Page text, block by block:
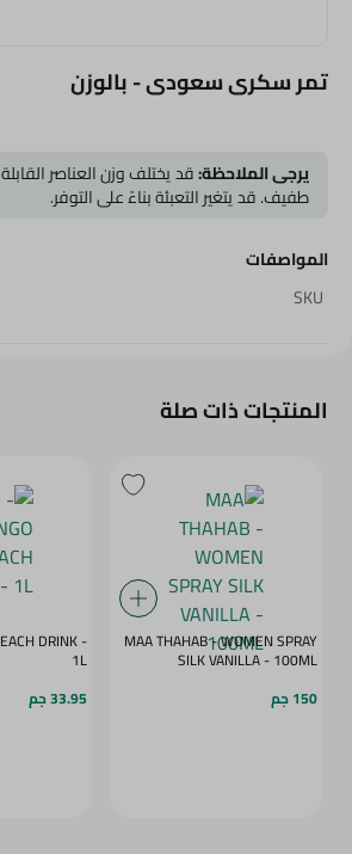
تمر سكرى سعودى - بالوزن
يرجى الملاحظة:قد يختلف وزن العناصر
طفيف. قد يتغير التعبئة بناءً على التوفر.
المواصفات
SKU
المنتجات ذات صلة
MAA THAHAB - WOMEN SPRAY
SILK VANILLA - 100ML
150 جم
DRINK -
1L
33.95 جم